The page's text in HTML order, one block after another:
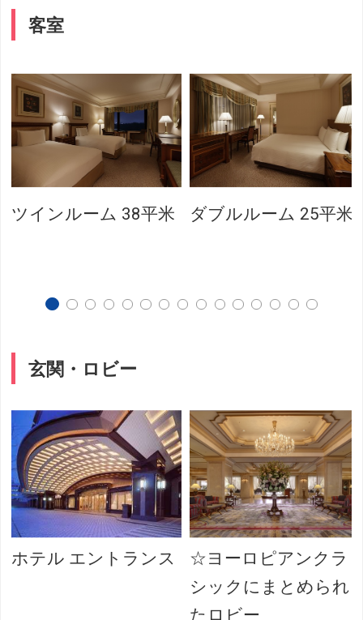
客室
ツインルーム 38平米 ダブルルーム 25平米
玄関・ロビー
ホテル エントランス
☆ヨーロピアンクラ
シックにまとめられ
たロビー